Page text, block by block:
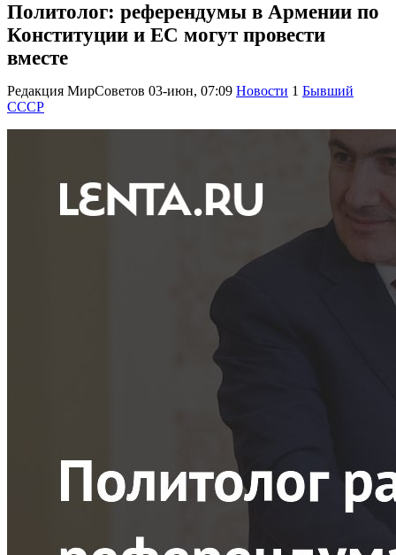
Политолог: референдумы в Армении по
Конституции и ЕС могут провести
вместе
Редакция МирСоветов 03-июн, 07:09 Новости 1 Бывший
СССР